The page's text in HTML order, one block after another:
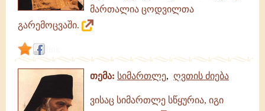
მართალია ცოდვილთა
გარემოცვაში.
თემა: სიმართლე, ღვთის ძიება
ვისაც სიმართლე სწყურია, იგი